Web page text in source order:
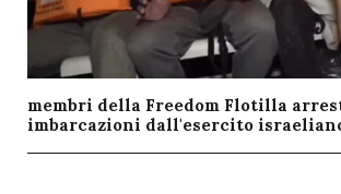
membri della Freedom Flotilla
imbarcazioni dall'esercito